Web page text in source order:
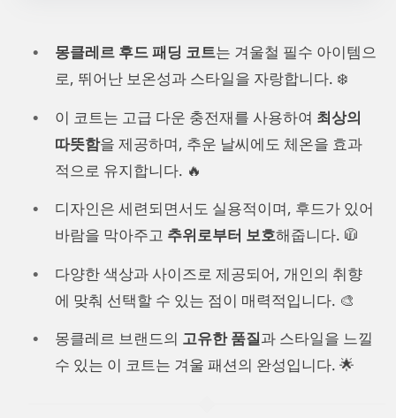
몽클레르 후드 패딩 코트는 겨울철 필수 아이템으
로, 뛰어난 보온성과 스타일을 자랑합니다. ❄️
이 코트는 고급 다운 충전재를 사용하여 최상의
따뜻함을 제공하며, 추운 날씨에도 체온을 효과
적으로 유지합니다. 🔥
디자인은 세련되면서도 실용적이며, 후드가 있어
바람을 막아주고 추위로부터 보호해줍니다. 🧥
다양한 색상과 사이즈로 제공되어, 개인의 취향
에 맞춰 선택할 수 있는 점이 매력적입니다. 🎨
몽클레르 브랜드의 고유한 품질과 스타일을 느낄
수 있는 이 코트는 겨울 패션의 완성입니다. 🌟